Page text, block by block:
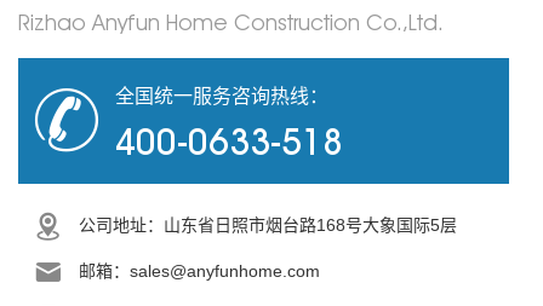
Rizhao Anyfun Home Construction Co.,Ltd.
全国统一服务咨询热线：
400-0633-518
公司地址：山东省日照市烟台路168号大象国际5层
邮箱：sales@anyfunhome.com